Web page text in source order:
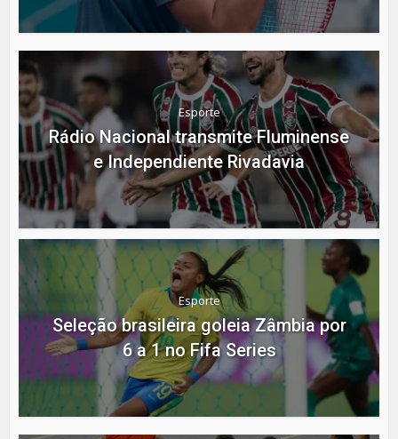
Esporte
Rádio Nacional transmite Fluminense
e Independiente Rivadavia
Esporte
Seleção brasileira goleia Zâmbia por
6 a 1 no Fifa Series